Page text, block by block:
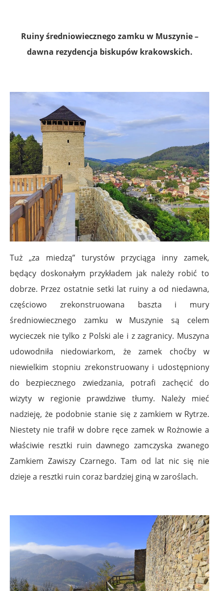
Ruiny średniowiecznego zamku w Muszynie –
dawna rezydencja biskupów krakowskich.
Tuż „za miedzą” turystów przyciąga inny zamek,
będący doskonałym przykładem jak należy robić to
dobrze. Przez ostatnie setki lat ruiny a od niedawna,
częściowo zrekonstruowana baszta i mury
średniowiecznego zamku w Muszynie są celem
wycieczek nie tylko z Polski ale i z zagranicy. Muszyna
udowodniła niedowiarkom, że zamek choćby w
niewielkim stopniu zrekonstruowany i udostępniony
do bezpiecznego zwiedzania, potrafi zachęcić do
wizyty w regionie prawdziwe tłumy. Należy mieć
nadzieję, że podobnie stanie się z zamkiem w Rytrze.
Niestety nie trafił w dobre ręce zamek w Rożnowie a
właściwie resztki ruin dawnego zamczyska zwanego
Zamkiem Zawiszy Czarnego. Tam od lat nic się nie
dzieje a resztki ruin coraz bardziej giną w zaroślach.